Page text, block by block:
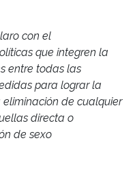
con el
que integren la
entre todas las
para lograr la
de cualquier
directa o
de sexo